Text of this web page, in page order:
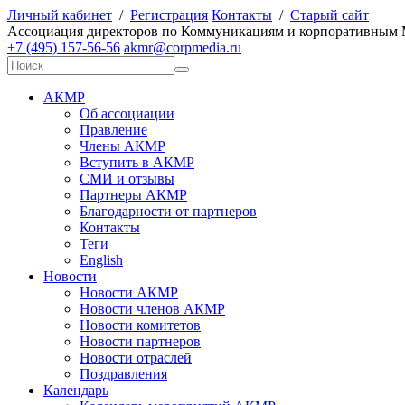
Личный кабинет / Регистрация Контакты / Старый сайт
Ассоциация директоров по Коммуникациям и корпоративным
+7 (495) 157-56-56 akmr@corpmedia.ru
АКМР
Об ассоциации
Правление
Члены АКМР
Вступить в АКМР
СМИ и отзывы
Партнеры АКМР
Благодарности от партнеров
Контакты
Теги
English
Новости
Новости АКМР
Новости членов АКМР
Новости комитетов
Новости партнеров
Новости отраслей
Поздравления
Календарь